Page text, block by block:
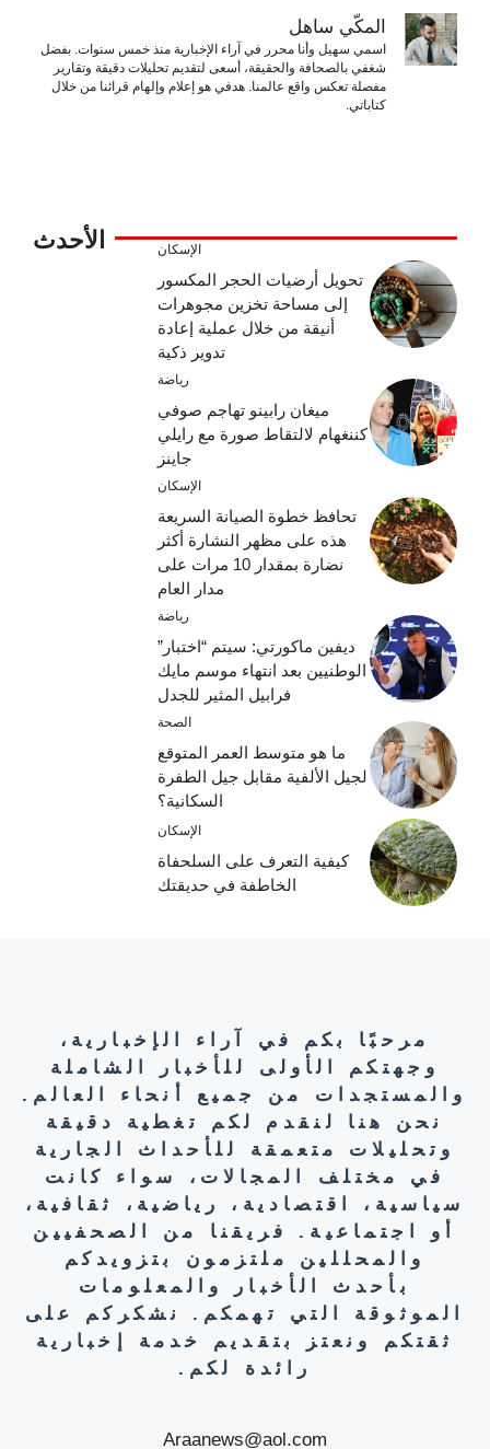
المكّي ساهل
اسمي سهيل وأنا محرر في آراء الإخبارية منذ خمس سنوات. بفضل
شغفي بالصحافة والحقيقة، أسعى لتقديم تحليلات دقيقة وتقارير
مفصلة تعكس واقع عالمنا. هدفي هو إعلام وإلهام قرائنا من خلال
كتاباتي.
الأحدث الإسكان
تحويل أرضيات الحجر المكسور
إلى مساحة تخزين مجوهرات
أنيقة من خلال عملية إعادة
تدوير ذكية
رياضة
ميغان رابينو تهاجم صوفي
كننغهام لالتقاط صورة مع رايلي
جاينز
الإسكان
تحافظ خطوة الصيانة السريعة
هذه على مظهر النشارة أكثر
نضارة بمقدار 10 مرات على
مدار العام
رياضة
ديفين ماكورتي: سيتم “اختبار”
الوطنيين بعد انتهاء موسم مايك
فرابيل المثير للجدل
الصحة
ما هو متوسط ​​العمر المتوقع
لجيل الألفية مقابل جيل الطفرة
السكانية؟
الإسكان
كيفية التعرف على السلحفاة
الخاطفة في حديقتك
مرحبًا بكم في آراء الإخبارية،
وجهتكم الأولى للأخبار الشاملة
والمستجدات من جميع أنحاء العالم.
نحن هنا لنقدم لكم تغطية دقيقة
وتحليلات متعمقة للأحداث الجارية
في مختلف المجالات، سواء كانت
سياسية، اقتصادية، رياضية، ثقافية،
أو اجتماعية. فريقنا من الصحفيين
والمحللين ملتزمون بتزويدكم
بأحدث الأخبار والمعلومات
الموثوقة التي تهمكم. نشكركم على
ثقتكم ونعتز بتقديم خدمة إخبارية
رائدة لكم.
Araanews@aol.com